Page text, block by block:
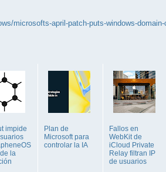
microsofts-april-patch-puts-windows-
impide
la
Plan de
Microsoft para
controlar la IA
Fallos en
WebKit de
iCloud Private
Relay filtran IP
de usuarios